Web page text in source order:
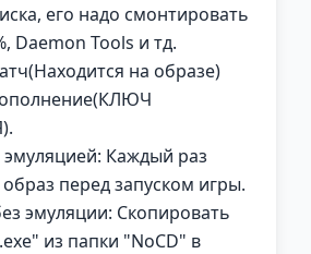
его надо смонтировать
Daemon Tools и тд.
на образе)
эмуляцией: Каждый раз
перед запуском игры.
эмуляции: Скопировать
из папки "NoCD" в